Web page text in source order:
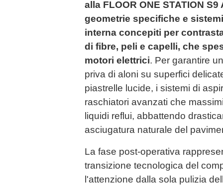
alla FLOOR ONE STATION
geometrie specifiche e
interna concepiti per
di fibre, peli e capelli, che
motori elettrici. Per garantire
priva di aloni su superfici
piastrelle lucide, i sistemi di
raschiatori avanzati che
liquidi reflui, abbattendo
asciugatura naturale del
La fase post-operativa
transizione tecnologica del
l'attenzione dalla sola pulizia